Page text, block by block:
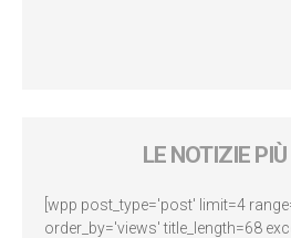
LE NOTIZIE
[wpp post_type='post' limit=4
order_by='views' title_length=68